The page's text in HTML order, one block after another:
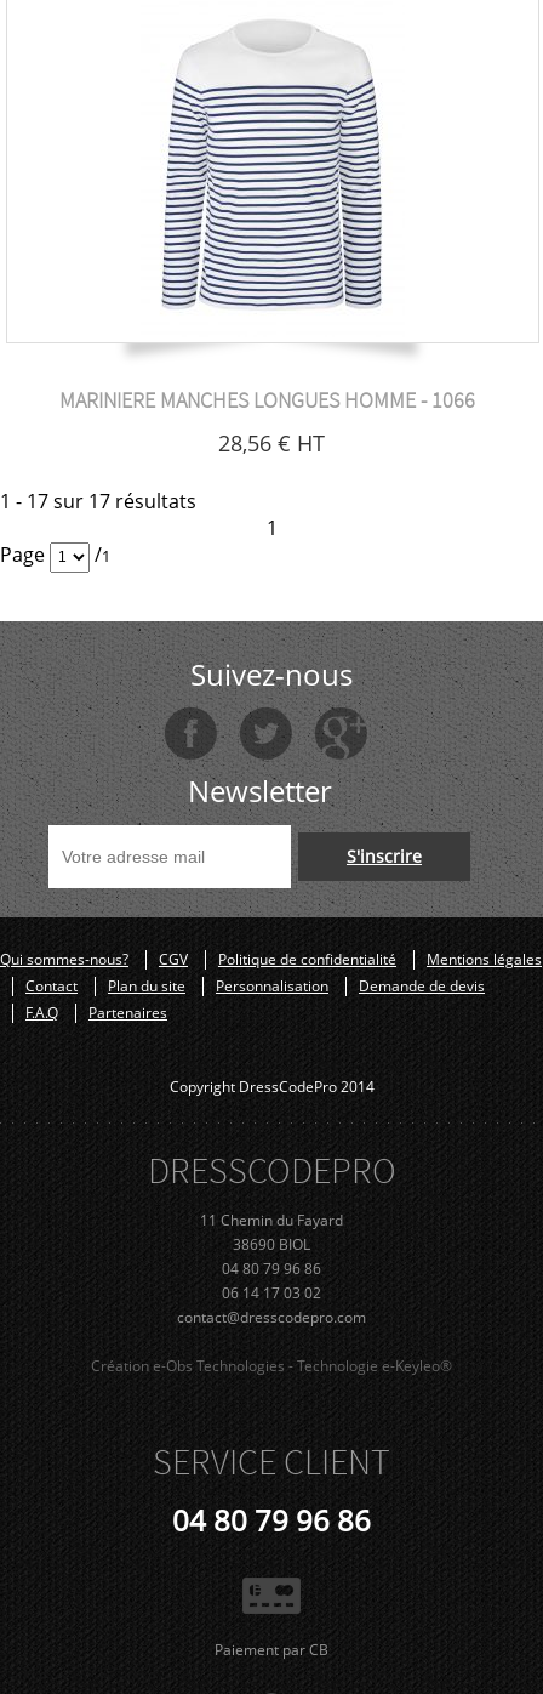
MARINIERE MANCHES LONGUES HOMME - 1066
28,56 € HT
1 - 17 sur 17 résultats
1
Page
/1
Suivez-nous
Newsletter
S'inscrire
Qui sommes-nous? CGV Politique de confidentialité
Mentions légales
Contact
Plan du site Personnalisation
Demande de devis
F.A.Q
Partenaires
Copyright DressCodePro 2014
DRESSCODEPRO
11 Chemin du Fayard
38690 BIOL
04 80 79 96 86
06 14 17 03 02
contact@dresscodepro.com
Création e-Obs Technologies - Technologie e-Keyleo®
SERVICE CLIENT
04 80 79 96 86
Paiement par CB